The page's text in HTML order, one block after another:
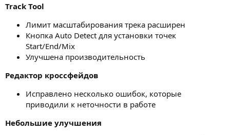
Track Tool
Лимит масштабирования трека расширен
Кнопка Auto Detect для установки точек
Start/End/Mix
Улучшена производительность
Редактор кроссфейдов
Исправлено несколько ошибок, которые
приводили к неточности в работе
Небольшие улучшения